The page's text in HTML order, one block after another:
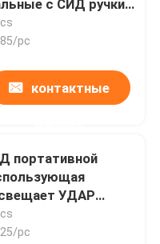
с СИД ручки
на главном
на теле
pc
контактные
портативной
УДАР
160g 1x3W
pc